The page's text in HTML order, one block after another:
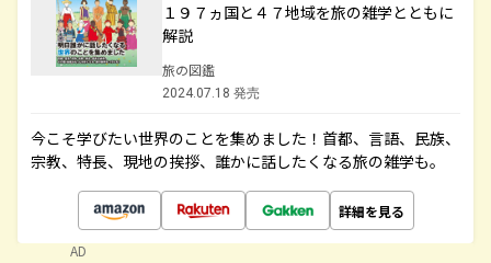
１９７ヵ国と４７地域を旅の雑学とともに
解説
旅の図鑑
2024.07.18 発売
今こそ学びたい世界のことを集めました！首都、言語、民族、
宗教、特長、現地の挨拶、誰かに話したくなる旅の雑学も。
詳細を見る
AD